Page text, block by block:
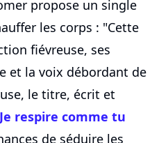
propose un single
les corps : "Cette
fiévreuse, ses
et la voix débordant de
le titre, écrit et
respire comme tu
de séduire les